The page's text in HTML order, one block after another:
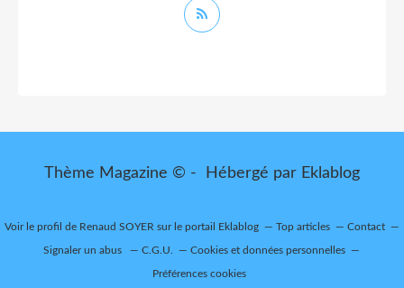
Thème Magazine © - Hébergé par Eklablog
Voir le profil de Renaud SOYER sur le portail Eklablog Top articles Contact
Signaler un abus C.G.U. Cookies et données personnelles
Préférences cookies